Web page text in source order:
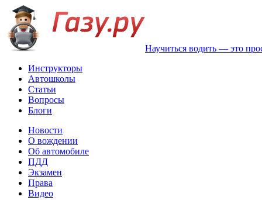
Научиться водить — это
Инструкторы
Автошколы
Статьи
Вопросы
Блоги
Новости
О вождении
Об автомобиле
ПДД
Экзамен
Права
Видео